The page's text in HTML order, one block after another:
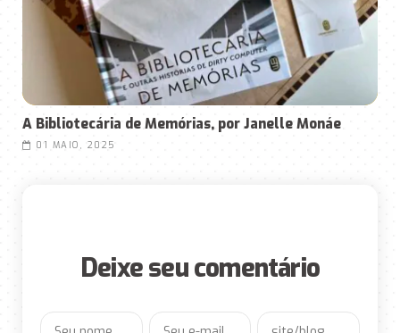
A Bibliotecária de Memórias, por Janelle Monáe
01 MAIO, 2025
Deixe seu comentário